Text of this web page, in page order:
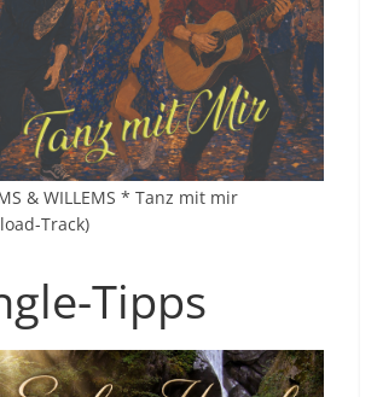
& WILLEMS * Tanz mit mir
Track)
Tipps